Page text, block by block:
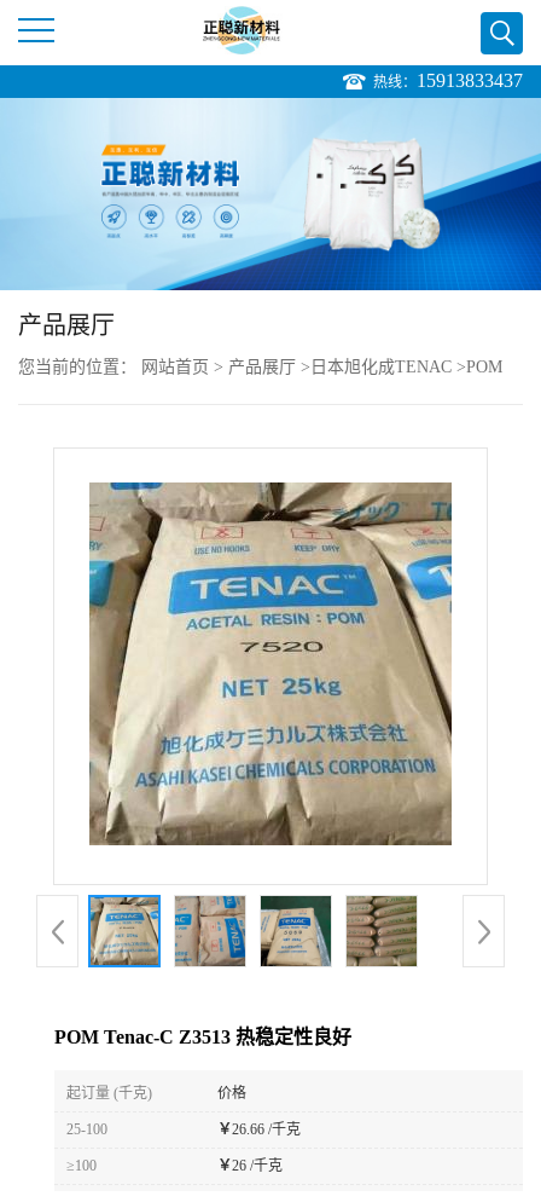
公
品
展
热线： 15913833437
产品展厅
您当前的位置： 网站首页 > 产品展厅 > 日本旭化成TENAC >POM
POM Tenac-C Z3513 热稳定性良好
起订量 (千克) 价格
25-100 ￥26.66 /千克
≥100 ￥26 /千克